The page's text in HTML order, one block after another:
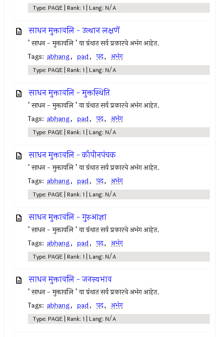
Type: PAGE | Rank: 1 | Lang: N/A
साधन मुक्तावलि - उत्थान लक्षणें
’ साधन - मुक्तावलि ’ या ग्रंथात सर्व प्रकारचे अभंग आहेत.
Tags: abhang, pad, पद, अभंग
Type: PAGE | Rank: 1 | Lang: N/A
साधन मुक्तावलि - मुक्तस्थिति
’ साधन - मुक्तावलि ’ या ग्रंथात सर्व प्रकारचे अभंग आहेत.
Tags: abhang, pad, पद, अभंग
Type: PAGE | Rank: 1 | Lang: N/A
साधन मुक्तावलि - कौपीनपंचक
’ साधन - मुक्तावलि ’ या ग्रंथात सर्व प्रकारचे अभंग आहेत.
Tags: abhang, pad, पद, अभंग
Type: PAGE | Rank: 1 | Lang: N/A
साधन मुक्तावलि - गुरुआज्ञा
’ साधन - मुक्तावलि ’ या ग्रंथात सर्व प्रकारचे अभंग आहेत.
Tags: abhang, pad, पद, अभंग
Type: PAGE | Rank: 1 | Lang: N/A
साधन मुक्तावलि - जनस्वभाव
’ साधन - मुक्तावलि ’ या ग्रंथात सर्व प्रकारचे अभंग आहेत.
Tags: abhang, pad, पद, अभंग
Type: PAGE | Rank: 1 | Lang: N/A